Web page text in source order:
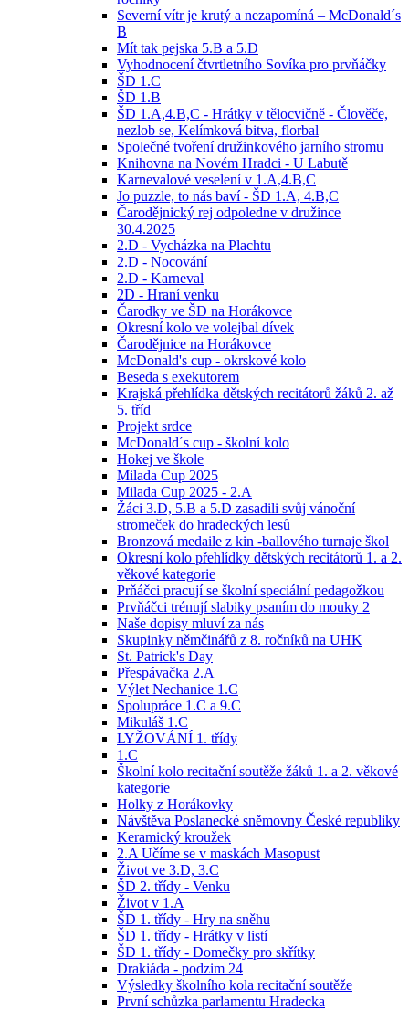
Severní vítr je krutý a nezapomíná – McDonald´s
B
Mít tak pejska 5.B a 5.D
Vyhodnocení čtvrtletního Sovíka pro prvňáčky
ŠD 1.C
ŠD 1.B
ŠD 1.A,4.B,C - Hrátky v tělocvičně - Člověče,
nezlob se, Kelímková bitva, florbal
Společné tvoření družinkového jarního stromu
Knihovna na Novém Hradci - U Labutě
Karnevalové veselení v 1.A,4.B,C
Jo puzzle, to nás baví - ŠD 1.A, 4.B,C
Čarodějnický rej odpoledne v družince
30.4.2025
2.D - Vycházka na Plachtu
2.D - Nocování
2.D - Karneval
2D - Hraní venku
Čarodky ve ŠD na Horákovce
Okresní kolo ve volejbal dívek
Čarodějnice na Horákovce
McDonald's cup - okrskové kolo
Beseda s exekutorem
Krajská přehlídka dětských recitátorů žáků 2. až
5. tříd
Projekt srdce
McDonald´s cup - školní kolo
Hokej ve škole
Milada Cup 2025
Milada Cup 2025 - 2.A
Žáci 3.D, 5.B a 5.D zasadili svůj vánoční
stromeček do hradeckých lesů
Bronzová medaile z kin -ballového turnaje škol
Okresní kolo přehlídky dětských recitátorů 1. a 2.
věkové kategorie
Prňáčci pracují se školní speciální pedagožkou
Prvňáčci trénují slabiky psaním do mouky 2
Naše dopisy mluví za nás
Skupinky němčinářů z 8. ročníků na UHK
St. Patrick's Day
Přespávačka 2.A
Výlet Nechanice 1.C
Spolupráce 1.C a 9.C
Mikuláš 1.C
LYŽOVÁNÍ 1. třídy
1.C
Školní kolo recitační soutěže žáků 1. a 2. věkové
kategorie
Holky z Horákovky
Návštěva Poslanecké sněmovny České republiky
Keramický kroužek
2.A Učíme se v maskách Masopust
Život ve 3.D, 3.C
ŠD 2. třídy - Venku
Život v 1.A
ŠD 1. třídy - Hry na sněhu
ŠD 1. třídy - Hrátky v listí
ŠD 1. třídy - Domečky pro skřítky
Drakiáda - podzim 24
Výsledky školního kola recitační soutěže
První schůzka parlamentu Hradecka